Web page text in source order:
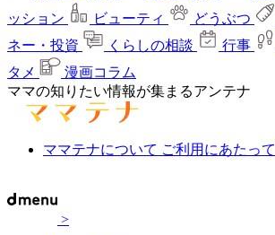
ッション
ビューティ どうぶつ
ネー・投資
くらしの相談 行事
タメ
漫画コラム
ママの知りたい情報が集まるアンテナ
ママテナについて ご利用にあたって
>